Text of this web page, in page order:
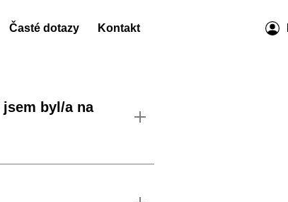
Časté dotazy Kontakt
byl/a na